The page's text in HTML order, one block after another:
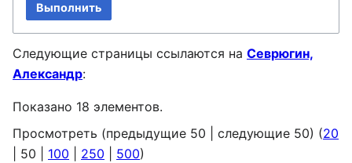
Выполнить
Следующие страницы ссылаются на Севрюгин,
Александр:
Показано 18 элементов.
Просмотреть (предыдущие 50 следующие 50) (20
50 100 250 500)